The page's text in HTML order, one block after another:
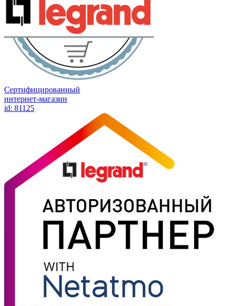
Сертифицированный
интернет-магазин
id: 81125